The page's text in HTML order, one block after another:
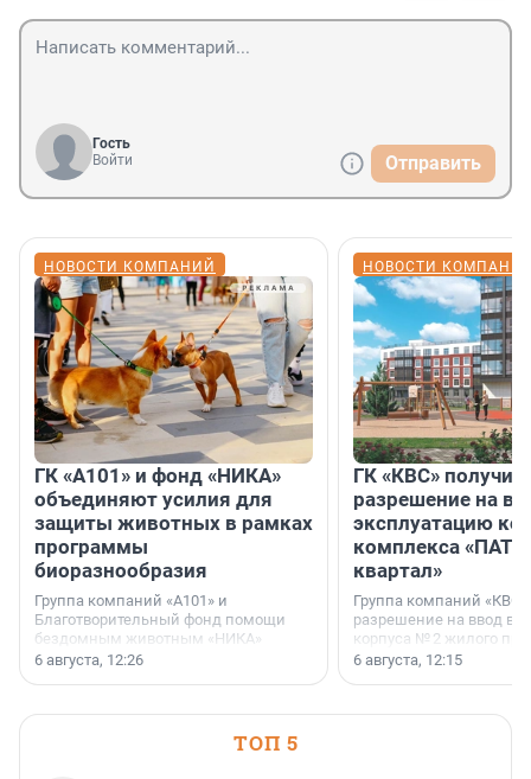
Гость
Войти
Отправить
НОВОСТИ КОМПАНИЙ
ГК «А101» и фонд «НИКА»
объединяют усилия для
защиты животных в рамках
программы
биоразнообразия
Группа компаний «А101» и
Благотворительный фонд помощи
бездомным животным «НИКА»
заключили соглашение о
6 августа, 12:26
НОВОСТИ
ГК «КВС»
разрешение на
эксплуатацию
комплекса
квартал»
Группа компаний
разрешение на ввод в
корпуса № 2 жилого
Уютный квартал»,
6 августа, 12:15
ТОП 5